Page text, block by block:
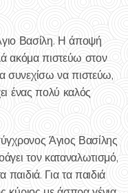
Βασίλη. Η άποψή
ακόμα πιστεύω στον
συνεχίσω να πιστεύω,
ένας πολύ καλός
Άγιος Βασίλης
τον καταναλωτισμό,
Για τα παιδιά